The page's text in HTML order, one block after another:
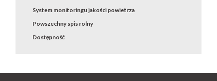
System monitoringu jakości powietrza
Powszechny spis rolny
Dostępność